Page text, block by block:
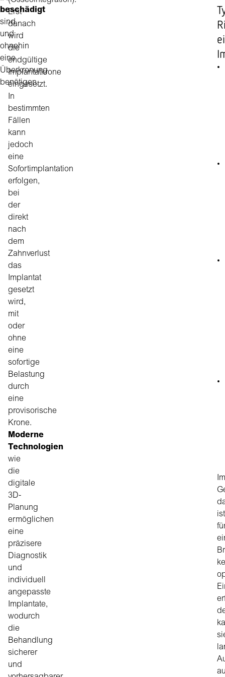
beschädigt
sind
und
ohnehin
eine
Überkronung
benötigen.
Erst
danach
wird
die
endgültige
Implantatkrone
eingesetzt.
In
bestimmten
Fällen
kann
jedoch
eine
Sofortimplantation
erfolgen,
bei
der
direkt
nach
dem
Zahnverlust
das
Implantat
gesetzt
wird,
mit
oder
ohne
eine
sofortige
Belastung
durch
eine
provisorische
Krone.
Moderne
Technologien
wie
die
digitale
3D-
Planung
ermöglichen
eine
präzisere
Diagnostik
und
individuell
angepasste
Implantate,
wodurch
die
Behandlung
sicherer
und
Im
ist